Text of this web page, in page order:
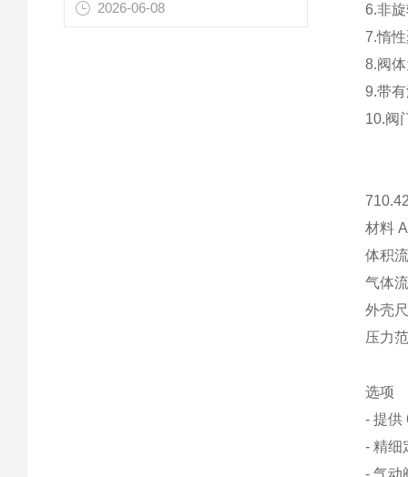
2026-06-08
6.非
7.惰
8.阀
9.带
10.阀
材料
体积
气体
外壳
压力
选项
- 提供
- 精细
- 气动